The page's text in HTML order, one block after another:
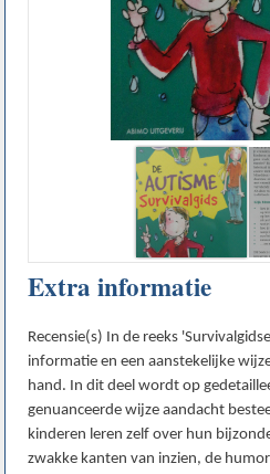
Extra informatie
Recensie(s) In de reeks
informatie en een aanstekelijke
hand. In dit deel wordt op
genuanceerde wijze aandacht
kinderen leren zelf over hun
zwakke kanten van inzien, de